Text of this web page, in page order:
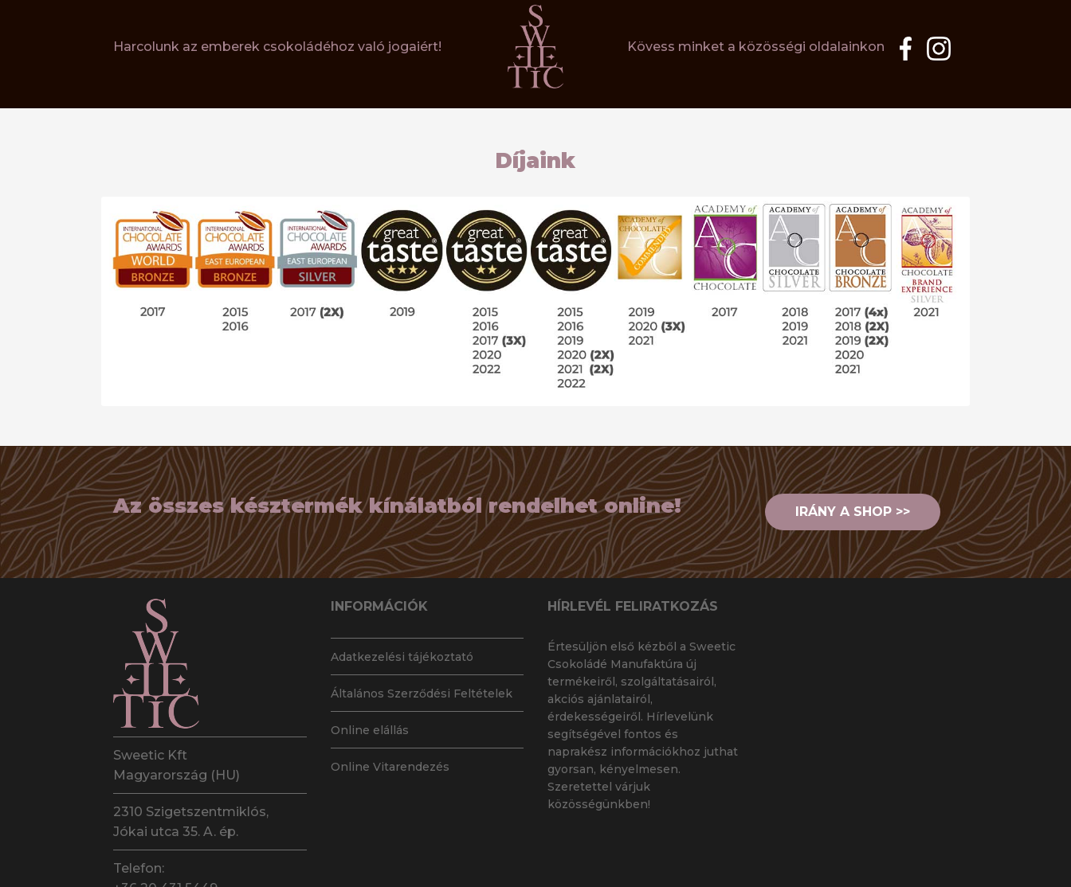
Harcolunk az emberek csokoládéhoz való jogaiért! Kövess minket a közösségi oldalainkon
Díjaink
Az összes késztermék kínálatból rendelhet online! IRÁNY A SHOP >>
Sweetic Kft
Magyarország (HU)
2310 Szigetszentmiklós,
Jókai utca 35. A. ép.
Telefon:
INFORMÁCIÓK
Adatkezelési tájékoztató
Általános Szerződési Feltételek
Online elállás
Online Vitarendezés
HÍRLEVÉL FELIRATKOZÁS
Értesüljön első kézből a Sweetic
Csokoládé Manufaktúra új
termékeiről, szolgáltatásairól,
akciós ajánlatairól,
érdekességeiről. Hírlevelünk
segítségével fontos és
naprakész információkhoz juthat
gyorsan, kényelmesen.
Szeretettel várjuk
közösségünkben!